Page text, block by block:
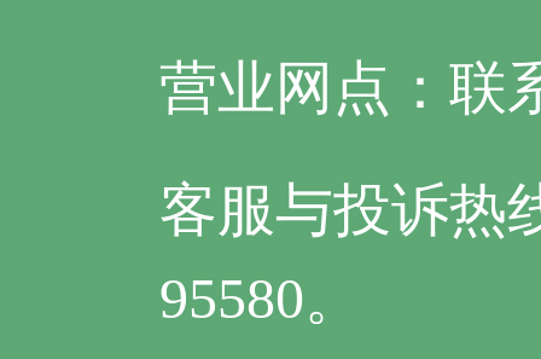
营业网点：联
客服与投诉热
95580。